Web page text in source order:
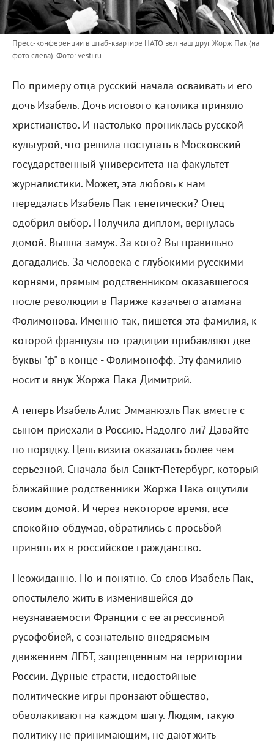
Пресс-конференции в штаб-квартире НАТО вел наш друг Жорж Пак (на
фото слева).Фото: vesti.ru
По примеру отца русский начала осваивать и его
дочь Изабель. Дочь истового католика приняло
христианство. И настолько прониклась русской
культурой, что решила поступать в Московский
государственный университета на факультет
журналистики. Может, эта любовь к нам
передалась Изабель Пак генетически? Отец
одобрил выбор. Получила диплом, вернулась
домой. Вышла замуж. За кого? Вы правильно
догадались. За человека с глубокими русскими
корнями, прямым родственником оказавшегося
после революции в Париже казачьего атамана
Фолимонова. Именно так, пишется эта фамилия, к
которой французы по традиции прибавляют две
буквы "ф" в конце - Фолимонофф. Эту фамилию
носит и внук Жоржа Пака Димитрий.
А теперь Изабель Алис Эмманюэль Пак вместе с
сыном приехали в Россию. Надолго ли? Давайте
по порядку. Цель визита оказалась более чем
серьезной. Сначала был Санкт-Петербург, который
ближайшие родственники Жоржа Пака ощутили
своим домой. И через некоторое время, все
спокойно обдумав, обратились с просьбой
принять их в российское гражданство.
Неожиданно. Но и понятно. Со слов Изабель Пак,
опостылело жить в изменившейся до
неузнаваемости Франции с ее агрессивной
русофобией, с сознательно внедряемым
движением ЛГБТ, запрещенным на территории
России. Дурные страсти, недостойные
политические игры пронзают общество,
обволакивают на каждом шагу. Людям, такую
политику не принимающим, не дают жить